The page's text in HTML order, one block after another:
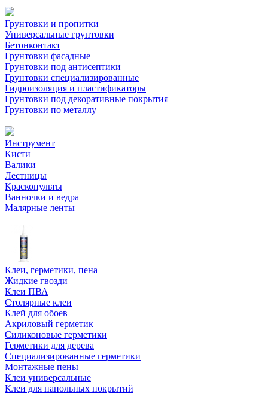
Грунтовки и пропитки
Универсальные грунтовки
Бетонконтакт
Грунтовки фасадные
Грунтовки под антисептики
Грунтовки специализированные
Гидроизоляция и пластификаторы
Грунтовки под декоративные покрытия
Грунтовки по металлу
Инструмент
Кисти
Валики
Лестницы
Краскопульты
Ванночки и ведра
Малярные ленты
Клеи, герметики, пена
Жидкие гвозди
Клеи ПВА
Столярные клеи
Клей для обоев
Акриловый герметик
Силиконовые герметики
Герметики для дерева
Специализированные герметики
Монтажные пены
Клеи универсальные
Клеи для напольных покрытий